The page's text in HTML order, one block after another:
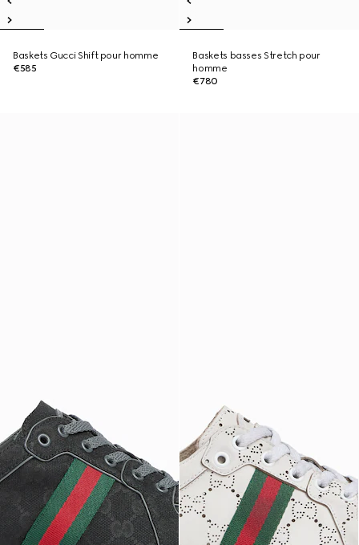
Baskets Gucci Shift pour homme
€585
Baskets basses Stretch pour
homme
€780